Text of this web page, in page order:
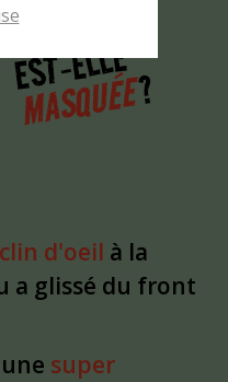
LA CHÈVRE
EST-ELLE
MASQUÉE?
clin d'oeil à la
a glissé du front
super